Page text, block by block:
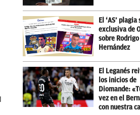
El ‘AS’
exclusiva de
sobre Rodrigo
Hernández
El Leganés
los inicios de
Diomande:
vez en el
con nuestra